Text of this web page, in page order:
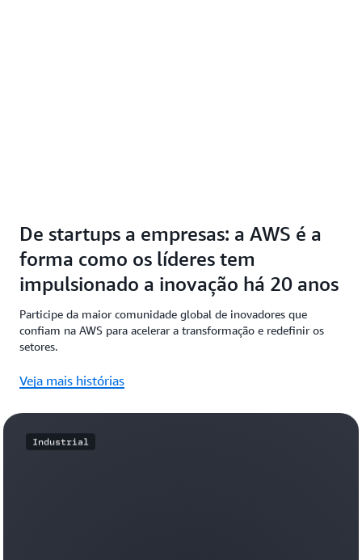
De startups a empresas: a AWS é a
forma como os líderes tem
impulsionado a inovação há 20 anos
Participe da maior comunidade global de inovadores que
confiam na AWS para acelerar a transformação e redefinir os
setores.
Veja mais histórias
Industrial